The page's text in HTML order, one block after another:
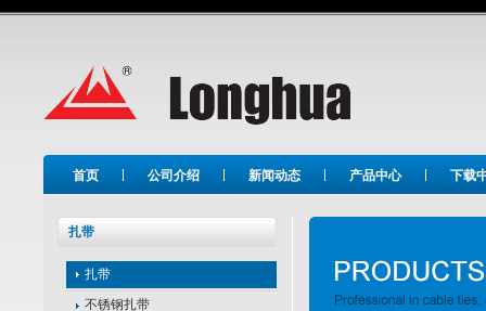
首页 公司介绍 新闻动态 产品中心 下载
扎带
扎带
不锈钢扎带